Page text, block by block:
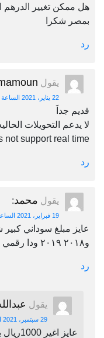
هل ممكن تغيير الدرهم
بمصر شكرا
رد
يقول
22 يناير، 2021 الساعة 11:06 م
قديم جداَ
لا يدعم التحويلات
not support real time
رد
يقول محمد:
19 فبراير، 2021 الساعة 2:17 ص
و٢٠١٨ ٢٠١٩ ودا رقمي 01125436663
رد
يقول
29 سبتمبر، 2021 الساعة 10:01 ص
عايز اغير 1000ريال يمني لجنيه مصري